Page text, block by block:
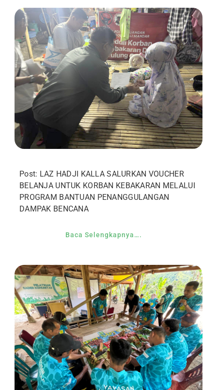
Post: LAZ HADJI KALLA SALURKAN VOUCHER
BELANJA UNTUK KORBAN KEBAKARAN MELALUI
PROGRAM BANTUAN PENANGGULANGAN
DAMPAK BENCANA
Baca Selengkapnya….